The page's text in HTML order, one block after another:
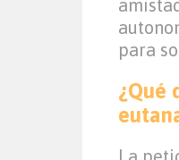
para
¿Qué